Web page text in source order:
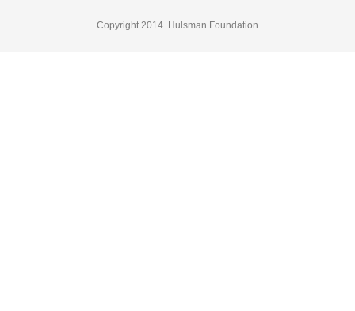
Copyright 2014. Hulsman Foundation